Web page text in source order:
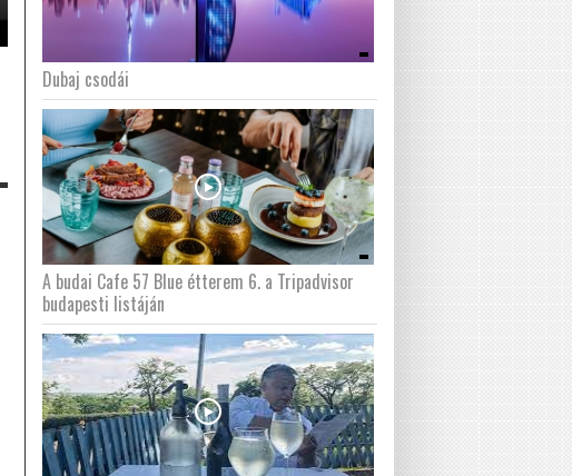
Dubaj csodái
A budai Cafe 57 Blue étterem 6. a Tripadvisor
budapesti listáján